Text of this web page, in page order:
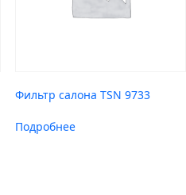
Фильтр салона TSN 9733
Подробнее